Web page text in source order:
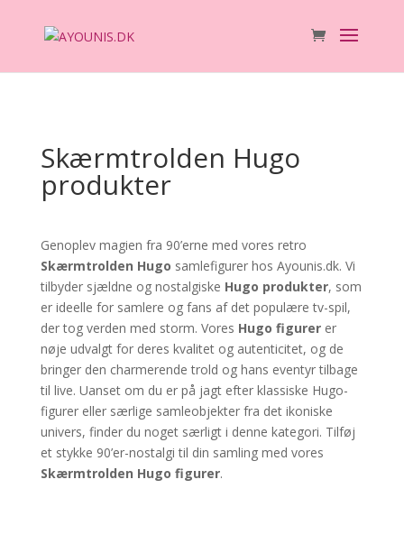
Skærmtrolden Hugo
produkter
Genoplev magien fra 90’erne med vores retro
Skærmtrolden Hugo samlefigurer hos Ayounis.dk. Vi
tilbyder sjældne og nostalgiske Hugo produkter, som
er ideelle for samlere og fans af det populære tv-spil,
der tog verden med storm. Vores Hugo figurerer
nøje udvalgt for deres kvalitet og autenticitet, og de
bringer den charmerende trold og hans eventyr tilbage
til live. Uanset om du er på jagt efter klassiske Hugo-
figurer eller særlige samleobjekter fra det ikoniske
univers, finder du noget særligt i denne kategori. Tilføj
et stykke 90’er-nostalgi til din samling med vores
Skærmtrolden Hugo figurer.